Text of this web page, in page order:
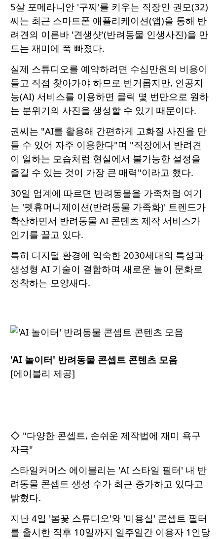
5살 포메라니안 '구찌'를 키우는 직장인 권모(32)
씨는 최근 스마트폰 애플리케이션(앱)을 통해 반
려견의 이른바 '견생샷'(반려동물 인생사진)을 만
드는 재미에 푹 빠졌다.
실제 스튜디오를 예약하려면 수십만원의 비용이
들고 직접 찾아가야 하므로 번거롭지만, 인공지
능(AI) 서비스를 이용하면 클릭 몇 번만으로 원하
는 분위기의 사진을 생성할 수 있기 때문이다.
권씨는 "AI를 활용해 간편하게 고화질 사진을 만
들 수 있어 자주 이용한다"며 "직장에서 반려견
이 일하는 모습처럼 현실에서 불가능한 설정을
즐길 수 있는 것이 가장 큰 매력"이라고 했다.
30일 업계에 따르면 반려동물을 가족처럼 여기
는 '펫휴머니제이션(반려동물 가족화)' 트렌드가
확산하면서 반려동물 AI 콘텐츠 제작 서비스가
인기를 끌고 있다.
특히 디지털 환경에 익숙한 2030세대의 특성과
생성형 AI 기술이 결합하며 새로운 놀이 문화로
정착하는 모양새다.
'AI 놀이터' 반려동물 콘셉트 콘텐츠 모음
[에이블리 제공]
◇ "다양한 콘셉트, 손쉬운 제작법에 재미 욕구
자극"
스타일커머스 에이블리는 'AI 스타일 필터' 내 반
려동물 콘셉트 생성 수가 최근 증가하고 있다고
밝혔다.
지난 4일 '봄꽃 스튜디오'와 '미용실' 콘셉트 필터
를 출시한 직후 10일까지 일주일간 이용자 1인당